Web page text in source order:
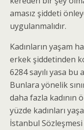
amasız şiddeti
uygulanmalıdır.
Kadınların yaşam
erkek şiddetinden
6284 sayılı yasa
Bunlara yönelik
daha fazla kadının
yüzde kadınları
İstanbul Sözleşmesi